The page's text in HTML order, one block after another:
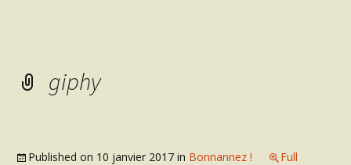
giphy
Published on 10 janvier 2017 in Bonnannez !
Full